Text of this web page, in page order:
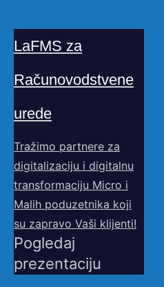
LaFMS za
Računovodstvene
urede
Tražimo partnere za
digitalizaciju i digitalnu
transformaciju Micro i
Malih poduzetnika koji
su zapravo Vaši klijenti!
Pogledaj
prezentaciju